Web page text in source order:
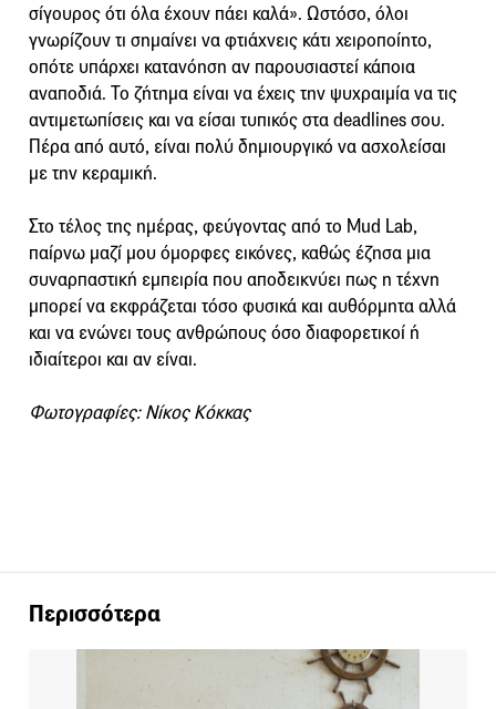
σίγουρος ότι όλα έχουν πάει καλά». Ωστόσο, όλοι
γνωρίζουν τι σημαίνει να φτιάχνεις κάτι χειροποίητο,
οπότε υπάρχει κατανόηση αν παρουσιαστεί κάποια
αναποδιά. Το ζήτημα είναι να έχεις την ψυχραιμία να τις
αντιμετωπίσεις και να είσαι τυπικός στα deadlines σου.
Πέρα από αυτό, είναι πολύ δημιουργικό να ασχολείσαι
με την κεραμική.
Στο τέλος της ημέρας, φεύγοντας από το Mud Lab,
παίρνω μαζί μου όμορφες εικόνες, καθώς έζησα μια
συναρπαστική εμπειρία που αποδεικνύει πως η τέχνη
μπορεί να εκφράζεται τόσο φυσικά και αυθόρμητα αλλά
και να ενώνει τους ανθρώπους όσο διαφορετικοί ή
ιδιαίτεροι και αν είναι.
Φωτογραφίες: Νίκος Κόκκας
Περισσότερα